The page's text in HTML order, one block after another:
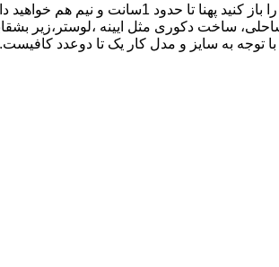
نخ کاغذی رافیا مدل نواری کشور سازنده ترکیه دارای پهنای نرمال
بافت انواع کلاه ساحلی،کیف ساحلی، ساخت دکوری مثل ایینه
به سایز و مدل کار یک تا دوعدد کافیست.